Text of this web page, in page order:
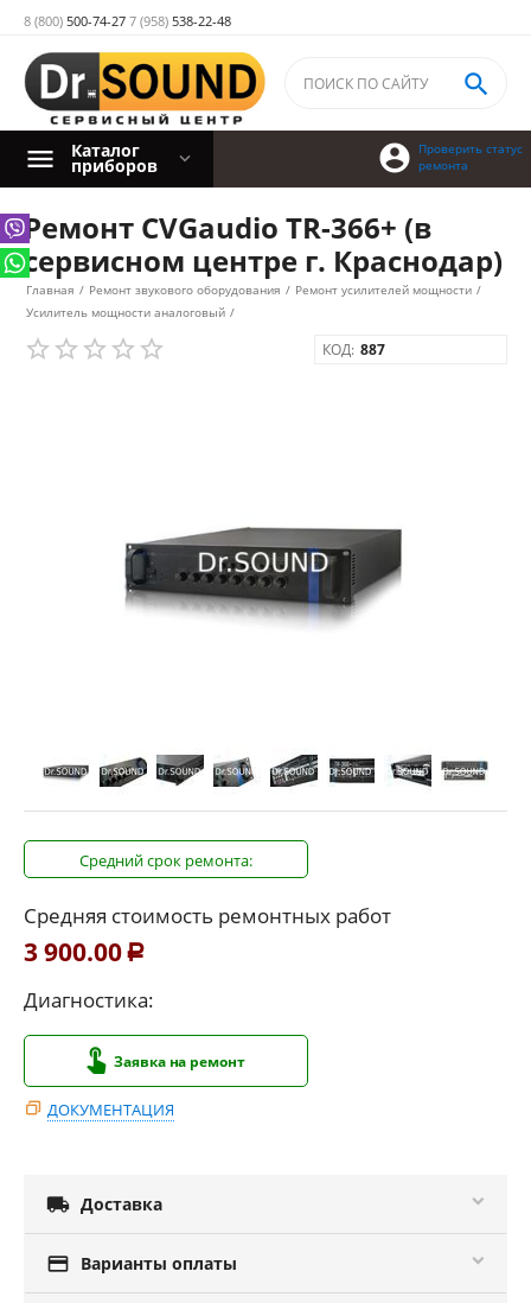
8 (800) 500-74-27 7 (958) 538-22-48
Проверить статус
ремонта


Каталог
приборов
Ремонт CVGaudio TR-366+ (в
сервисном центре г. Краснодар)
Главная / Ремонт звукового оборудования / Ремонт усилителей мощности /
Усилитель мощности аналоговый /
КОД: 887
Средний срок ремонта:
Средняя стоимость ремонтных работ
3 900.00 Р
Диагностика:
Заявка на ремонт
ДОКУМЕНТАЦИЯ
 Доставка
 Варианты оплаты